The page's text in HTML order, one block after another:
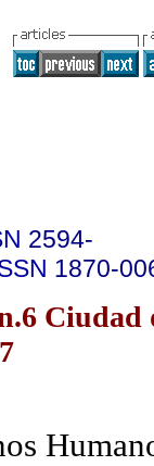
2594-
1870-
Ciudad